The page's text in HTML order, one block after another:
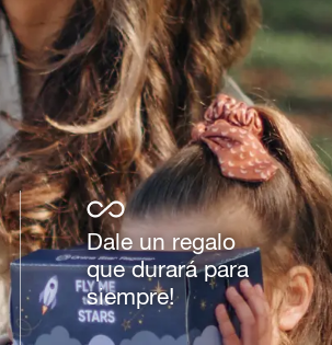
Dale un regalo
que durará para
siempre!